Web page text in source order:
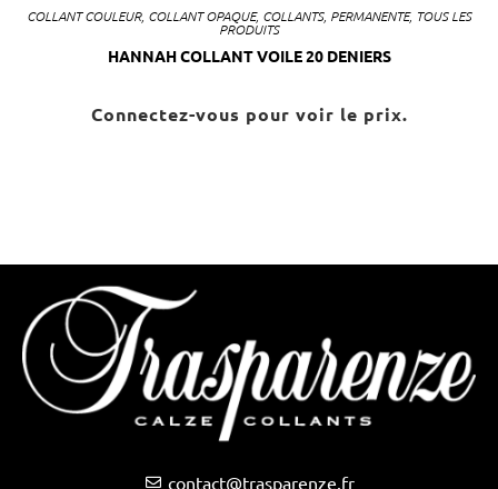
COLLANT COULEUR, COLLANT OPAQUE, COLLANTS, PERMANENTE, TOUS LES
PRODUITS
HANNAH COLLANT VOILE 20 DENIERS
Connectez-vous pour voir le prix.
contact@trasparenze.fr